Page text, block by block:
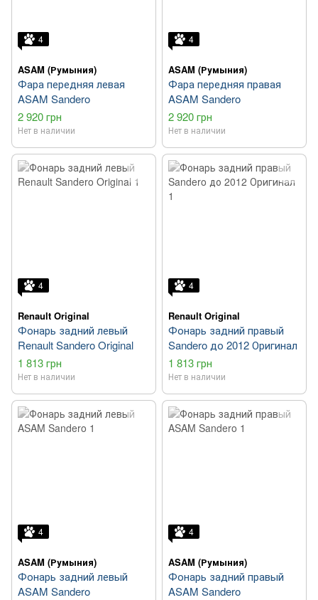
4
ASAM (Румыния)
Фара передняя левая
ASAM Sandero
2 920 грн
Нет в наличии
4
ASAM (Румыния)
Фара передняя правая
ASAM Sandero
2 920 грн
Нет в наличии
4
Renault Original
Фонарь задний левый
Renault Sandero Original
1 813 грн
Нет в наличии
4
Renault Original
Фонарь задний правый
Sandero до 2012 Оригинал
1 813 грн
Нет в наличии
4
ASAM (Румыния)
Фонарь задний левый
ASAM Sandero
4
ASAM (Румыния)
Фонарь задний правый
ASAM Sandero